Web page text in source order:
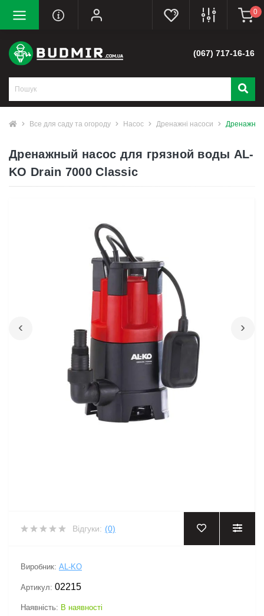
0
(067) 717-16-16
Все для саду та огороду Насос Дренажні насоси
Дренажный насос для грязной воды AL-
KO Drain 7000 Classic
‹ ›
‹ ›
Відгуки: (0)
Виробник: AL-KO
Артикул: 02215
Наявність: В наявності